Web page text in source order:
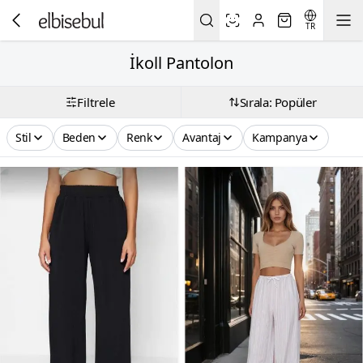
TR
İkoll Pantolon
Filtrele Sırala: Popüler
Stil Beden Renk Avantaj Kampanya